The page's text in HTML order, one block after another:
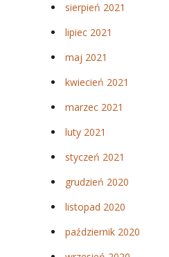
sierpień 2021
lipiec 2021
maj 2021
kwiecień 2021
marzec 2021
luty 2021
styczeń 2021
grudzień 2020
listopad 2020
październik 2020